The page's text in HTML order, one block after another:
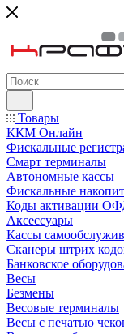
Товары
ККМ Онлайн
Фискальные
Смарт терминалы
Автономные кассы
Фискальные
Коды активации
Аксессуары
Кассы
Сканеры штрих
Банковское
Весы
Безмены
Весовые терминалы
Весы с печатью